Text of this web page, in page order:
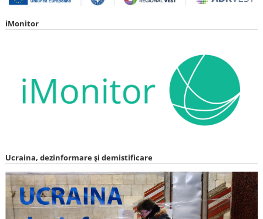
iMonitor
Ucraina, dezinformare și demistificare